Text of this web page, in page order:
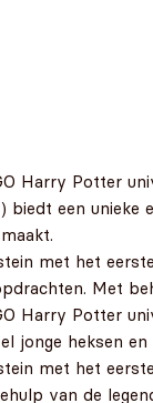
Harry Potter
biedt een
met het
Met
Harry Potter
jonge heksen
met het
van de